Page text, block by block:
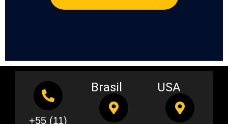
+55 (11)
Brasil USA